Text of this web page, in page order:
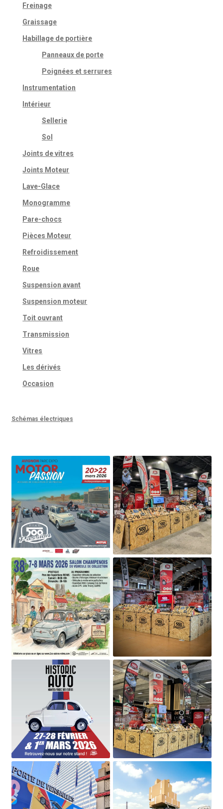
Freinage
Graissage
Habillage de portière
Panneaux de porte
Poignées et serrures
Instrumentation
Intérieur
Sellerie
Sol
Joints de vitres
Joints Moteur
Lave-Glace
Monogramme
Pare-chocs
Pièces Moteur
Refroidissement
Roue
Suspension avant
Suspension moteur
Toit ouvrant
Transmission
Vitres
Les dérivés
Occasion
Schémas électriques